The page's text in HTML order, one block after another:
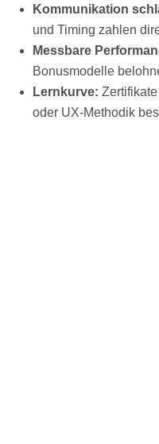
Kommunikation
und Timing zahlen
Messbare
Bonusmodelle
Lernkurve:
oder UX-Methodik